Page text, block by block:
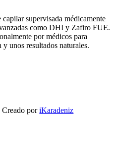
supervisada médicamente
como DHI y Zafiro FUE.
por médicos para
unos resultados naturales.
Creado poriKaradeniz